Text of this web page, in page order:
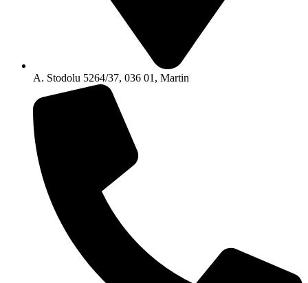
A. Stodolu 5264/37, 036 01, Martin